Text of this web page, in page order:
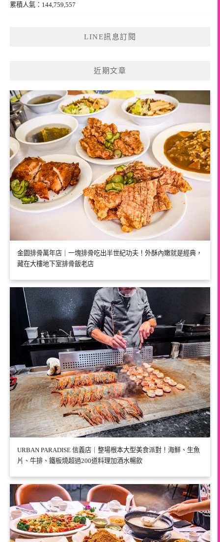
累積人氣：144,759,557
LINE訊息訂閱
近期文章
金園排骨萬年店｜一塊排骨吃出半世紀功夫！外酥內嫩就是經典，
藏在大樓地下室排骨飯老店
URBAN PARADISE 信義店｜整場根本大型美食派對！海鮮、生魚
片、牛排、鐵板燒超過200道料理加酒水暢飲